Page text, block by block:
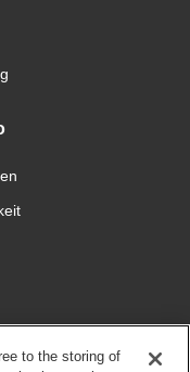
to the storing of